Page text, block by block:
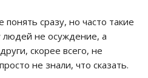
сразу, но часто такие
не осуждение, а
скорее всего, не
не знали, что сказать.